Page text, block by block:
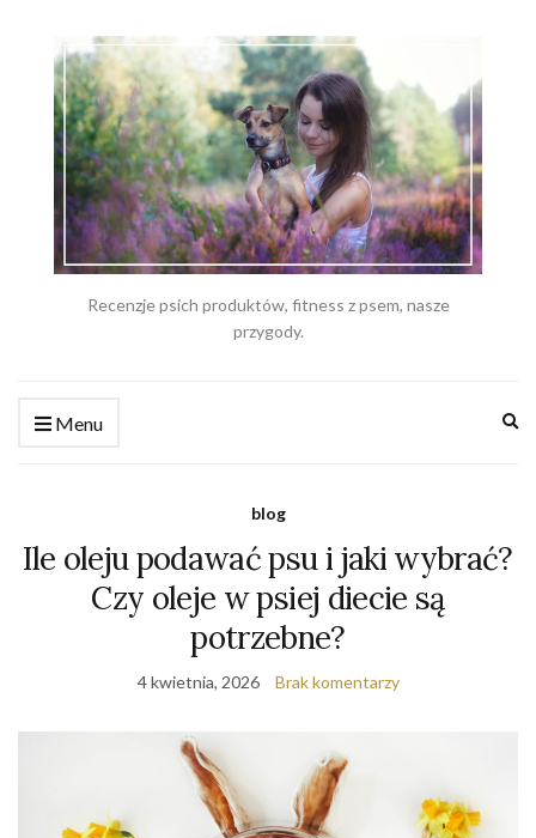
Recenzje psich produktów, fitness z psem, nasze
przygody.
Menu
blog
Ile oleju podawać psu i jaki wybrać?
Czy oleje w psiej diecie są
potrzebne?
4 kwietnia, 2026 Brak komentarzy